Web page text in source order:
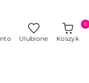
Ulubione Koszyk
0